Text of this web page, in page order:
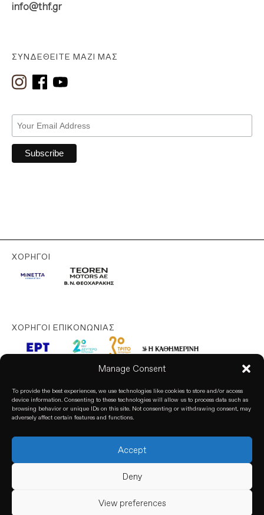
Manage Consent
To provide the best experiences, we use technologies like cookies to store and/or access
device information. Consenting to these technologies will allow us to process data such as
browsing behavior or unique IDs on this site. Not consenting or withdrawing consent, may
adversely affect certain features and functions.
Accept
Deny
View preferences
ΣΥΝΔΕΘΕΊΤΕ ΜΑΖΊ ΜΑΣ
info@thf.gr
ΧΟΡΗΓΟΊ
ΧΟΡΗΓΟΊ ΕΠΙΚΟΝΩΝΊΑΣ
© 2026. All rights reserved. based on our